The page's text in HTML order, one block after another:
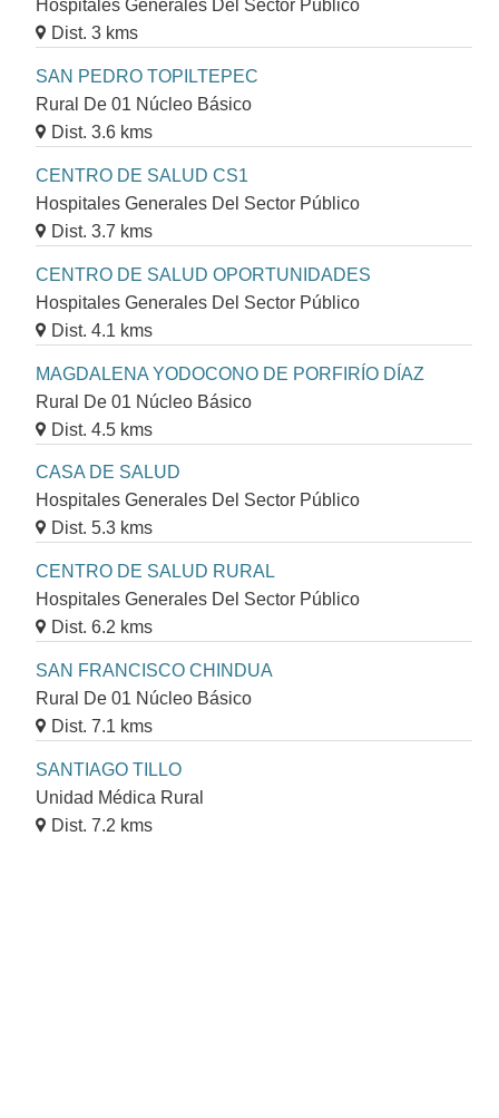
Hospitales Generales Del Sector Público
Dist. 3 kms
SAN PEDRO TOPILTEPEC
Rural De 01 Núcleo Básico
Dist. 3.6 kms
CENTRO DE SALUD CS1
Hospitales Generales Del Sector Público
Dist. 3.7 kms
CENTRO DE SALUD OPORTUNIDADES
Hospitales Generales Del Sector Público
Dist. 4.1 kms
MAGDALENA YODOCONO DE PORFIRÍO DÍAZ
Rural De 01 Núcleo Básico
Dist. 4.5 kms
CASA DE SALUD
Hospitales Generales Del Sector Público
Dist. 5.3 kms
CENTRO DE SALUD RURAL
Hospitales Generales Del Sector Público
Dist. 6.2 kms
SAN FRANCISCO CHINDUA
Rural De 01 Núcleo Básico
Dist. 7.1 kms
SANTIAGO TILLO
Unidad Médica Rural
Dist. 7.2 kms